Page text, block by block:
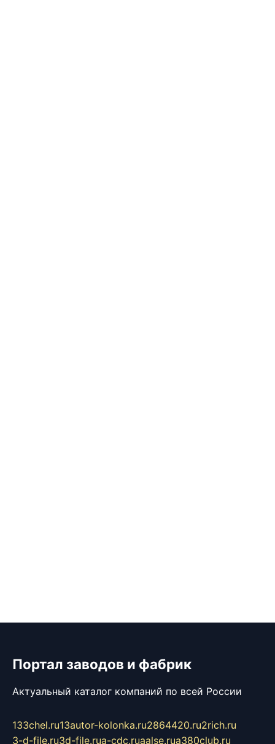
Портал заводов и фабрик
Актуальный каталог компаний по всей России
133chel.ru13autor-kolonka.ru2864420.ru2rich.ru
3-d-file.ru3d-file.rua-cdc.ruaalse.rua380club.ru